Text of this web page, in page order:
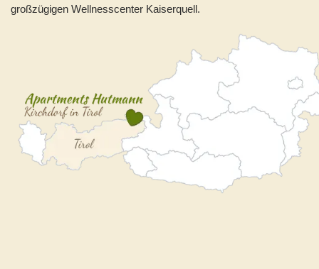
großzügigen Wellnesscenter Kaiserquell.